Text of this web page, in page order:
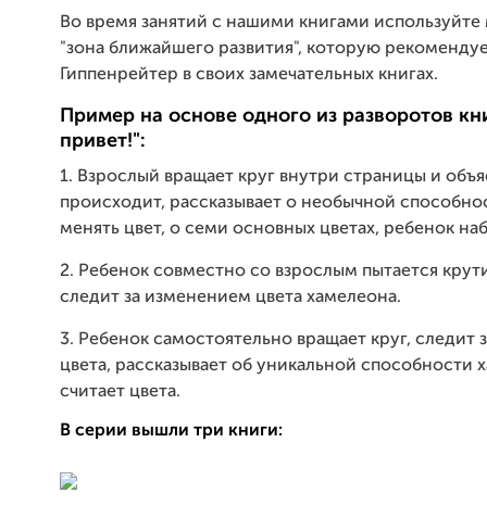
Во время занятий с нашими книгами
"зона ближайшего развития", которую
Гиппенрейтер в своих замечательных книгах.
Пример на основе одного из разворотов
привет!":
1. Взрослый вращает круг внутри страницы и
происходит, рассказывает о необычной
менять цвет, о семи основных цветах, ребенок
2. Ребенок совместно со взрослым пытается
следит за изменением цвета хамелеона.
3. Ребенок самостоятельно вращает круг, следит
цвета, рассказывает об уникальной способности
считает цвета.
В серии вышли три книги: